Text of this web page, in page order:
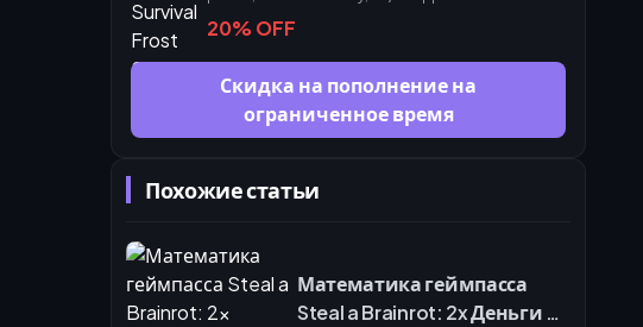
20% OFF
Скидка на пополнение на
ограниченное время
Похожие статьи
Математика геймпасса
Steal a Brainrot: 2x Деньги +